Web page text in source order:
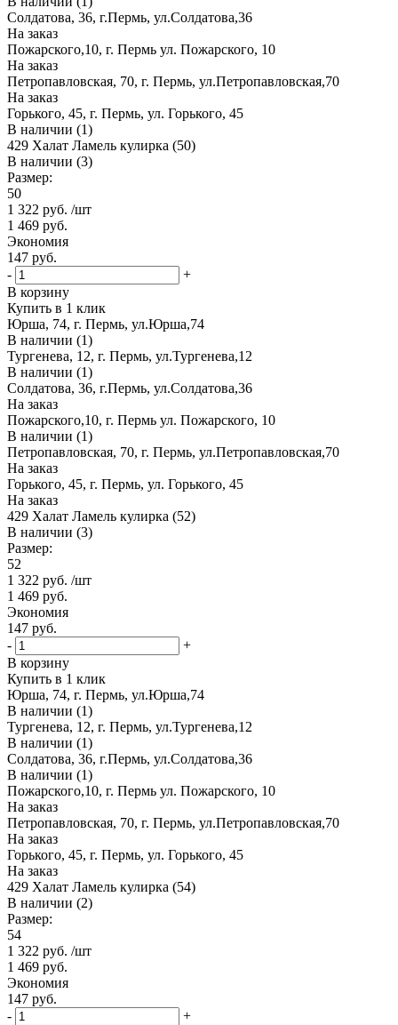
Солдатова, 36, г.Пермь, ул.Солдатова,36
На заказ
Пожарского,10, г. Пермь ул. Пожарского, 10
На заказ
Петропавловская, 70, г. Пермь, ул.Петропавловская,70
На заказ
Горького, 45, г. Пермь, ул. Горького, 45
В наличии (1)
429 Халат Ламель кулирка (50)
В наличии (3)
Размер:
50
1 322 руб. /шт
1 469 руб.
Экономия
147 руб.
-
+
В корзину
Купить в 1 клик
Юрша, 74, г. Пермь, ул.Юрша,74
В наличии (1)
Тургенева, 12, г. Пермь, ул.Тургенева,12
В наличии (1)
Солдатова, 36, г.Пермь, ул.Солдатова,36
На заказ
Пожарского,10, г. Пермь ул. Пожарского, 10
В наличии (1)
Петропавловская, 70, г. Пермь, ул.Петропавловская,70
На заказ
Горького, 45, г. Пермь, ул. Горького, 45
На заказ
429 Халат Ламель кулирка (52)
В наличии (3)
Размер:
52
1 322 руб. /шт
1 469 руб.
Экономия
147 руб.
-
+
В корзину
Купить в 1 клик
Юрша, 74, г. Пермь, ул.Юрша,74
В наличии (1)
Тургенева, 12, г. Пермь, ул.Тургенева,12
В наличии (1)
Солдатова, 36, г.Пермь, ул.Солдатова,36
В наличии (1)
Пожарского,10, г. Пермь ул. Пожарского, 10
На заказ
Петропавловская, 70, г. Пермь, ул.Петропавловская,70
На заказ
Горького, 45, г. Пермь, ул. Горького, 45
На заказ
429 Халат Ламель кулирка (54)
В наличии (2)
Размер:
54
1 322 руб. /шт
1 469 руб.
Экономия
147 руб.
-
+